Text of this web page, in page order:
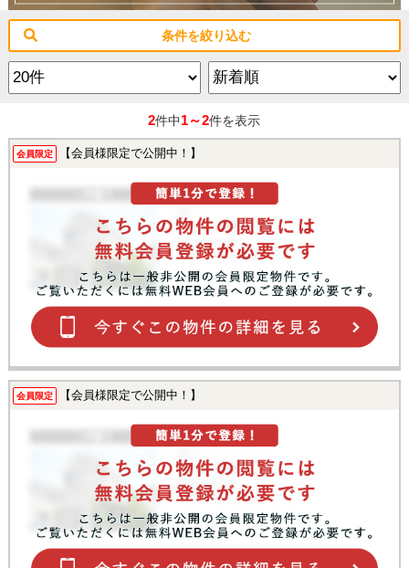
条件を絞り込む
2件中1～2件を表示
会員限定 【会員様限定で公開中！】
会員限定 【会員様限定で公開中！】